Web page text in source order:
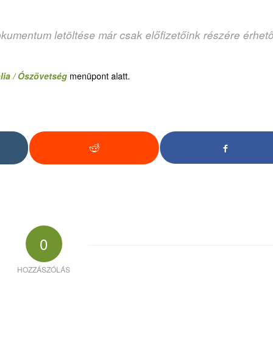
letöltése már csak előfizetőink részére
/ Ószövetség menüpont alatt.
0
HOZZÁSZÓLÁS